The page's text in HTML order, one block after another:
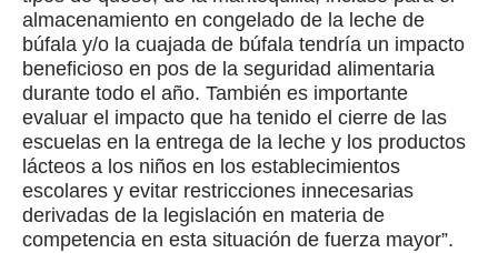
almacenamiento en congelado de la leche de
búfala y/o la cuajada de búfala tendría un impacto
beneficioso en pos de la seguridad alimentaria
durante todo el año. También es importante
evaluar el impacto que ha tenido el cierre de las
escuelas en la entrega de la leche y los productos
lácteos a los niños en los establecimientos
escolares y evitar restricciones innecesarias
derivadas de la legislación en materia de
competencia en esta situación de fuerza mayor”.